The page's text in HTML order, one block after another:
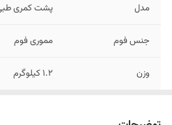
مدل پشت کمری
جنس فوم مموری فوم
وزن ۱.۲ کیلوگرم